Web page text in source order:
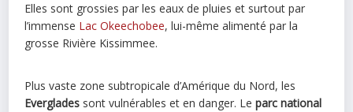
Elles sont grossies par les eaux de pluies et surtout par
l’immense Lac Okeechobee, lui-même alimenté par la
grosse Rivière Kissimmee.
Plus vaste zone subtropicale d’Amérique du Nord, les
Everglades sont vulnérables et en danger. Leparc national